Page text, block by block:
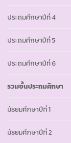
ประถมศึกษาปีที่ 4
ประถมศึกษาปีที่ 5
ประถมศึกษาปีที่ 6
รวมชั้นประถมศึกษา
มัธยมศึกษาปีที่ 1
มัธยมศึกษาปีที่ 2